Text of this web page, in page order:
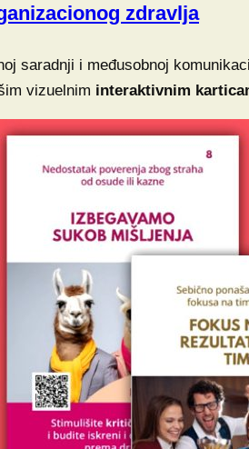
zdravlja
saradnji i međusobnoj
vizuelnim interaktivnim